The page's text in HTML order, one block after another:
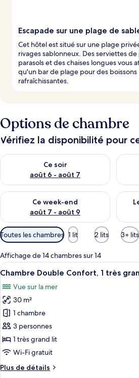
Escapade sur une plage de
Cet hôtel est situé sur une plage
rivages sablonneux. Des serviettes
parasols et des chaises longues vous
qu'un bar de plage pour des boissons
rafraîchissantes.
Options de chambre
Vérifiez la disponibilité pour
Ce soir
août 6 - août 7
Vérifier la disponibilité pour ce soir
Ce week-end
août 7 - août 9
Vérifier la disponibilité pour ce week-
Filtres
disponibles
pour
les
chambres
Toutes les chambres 1 lit 2 lits 3+ lits
Affichage de 14 chambres sur 14
Afficher
toutes
les
photos
pour
ce
type
de
chambre :
Chambre
Une
11
Chambre Double Confort, 1 très
Vue sur la mer
30 m²
1 chambre
3 personnes
1 très grand lit
Wi-Fi gratuit
Plus de détails
Plus